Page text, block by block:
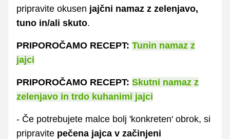
pripravite okusen jajčni namaz z zelenjavo,
tuno in/ali skuto.
PRIPOROČAMO RECEPT: Tunin namaz z
jajci
PRIPOROČAMO RECEPT: Skutni namaz z
zelenjavo in trdo kuhanimi jajci
- Če potrebujete malce bolj 'konkreten' obrok, si
pripravite pečena jajca v začinjeni